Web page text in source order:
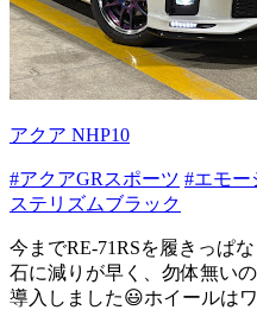
アクア NHP10
#アクアGRスポーツ #エモー
ステリズムブラック
今までRE-71RSを履きっぱ
石に減りが早く、勿体無い
導入しました😃ホイールは